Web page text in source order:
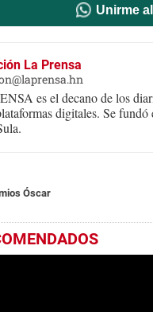
Unirme
La Prensa
es el decano de los
digitales. Se
Óscar